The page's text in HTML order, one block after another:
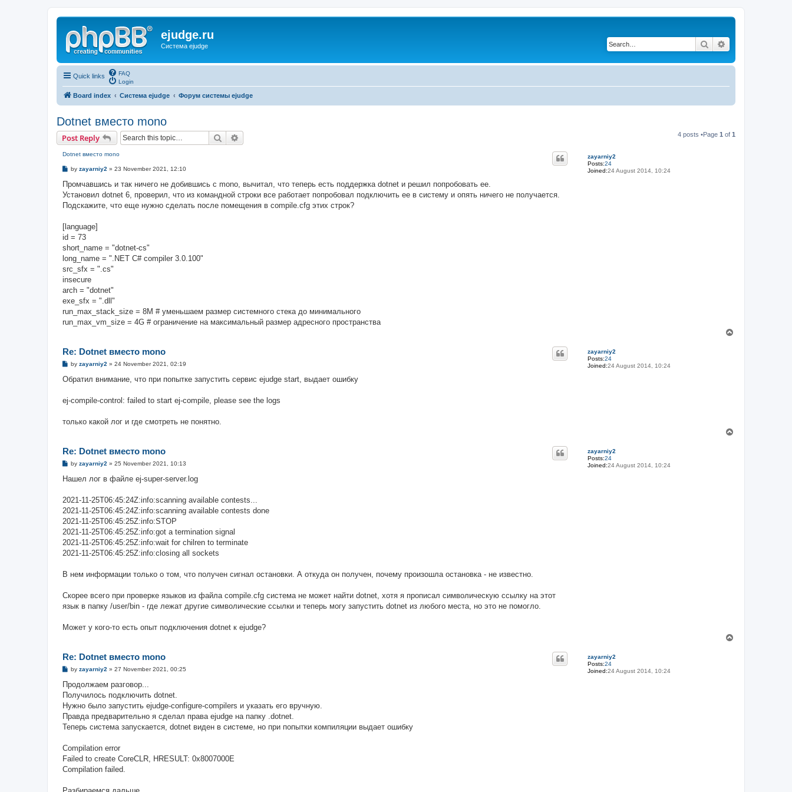
ejudge.ru
Система ejudge Search
Quick links
FAQ
Login
Board index Система ejudge Форум системы ejudge
Dotnet вместо mono
Post Reply Search 4 posts •Page 1 of 1
zayarniy2
Posts:24
Joined:24 August 2014, 10:24
Dotnet вместо mono
P
s
t
by zayarniy2 » 23 November 2021, 12:10
Промчавшись и так ничего не добившись с mono, вычитал, что теперь есть поддержка dotnet и решил попробовать ее.
Установил dotnet 6, проверил, что из командной строки все работает попробовал подключить ее в систему и опять ничего не получается.
Подскажите, что еще нужно сделать после помещения в compile.cfg этих строк?
[language]
id = 73
short_name = "dotnet-cs"
long_name = ".NET C# compiler 3.0.100"
src_sfx = ".cs"
insecure
arch = "dotnet"
exe_sfx = ".dll"
run_max_stack_size = 8M # уменьшаем размер системного стека до минимального
run_max_vm_size = 4G # ограничение на максимальный размер адресного пространства
zayarniy2
Posts:24
Joined:24 August 2014, 10:24
Re: Dotnet вместо mono
P
s
by zayarniy2 » 24 November 2021, 02:19
Обратил внимание, что при попытке запустить сервис ejudge start, выдает ошибку
ej-compile-control: failed to start ej-compile, please see the logs
только какой лог и где смотреть не понятно.
zayarniy2
Posts:24
Joined:24 August 2014, 10:24
Re: Dotnet вместо mono
P
s
by zayarniy2 » 25 November 2021, 10:13
Нашел лог в файле ej-super-server.log
2021-11-25T06:45:24Z:info:scanning available contests...
2021-11-25T06:45:24Z:info:scanning available contests done
2021-11-25T06:45:25Z:info:STOP
2021-11-25T06:45:25Z:info:got a termination signal
2021-11-25T06:45:25Z:info:wait for chilren to terminate
2021-11-25T06:45:25Z:info:closing all sockets
В нем информации только о том, что получен сигнал остановки. А откуда он получен, почему произошла остановка - не известно.
Скорее всего при проверке языков из файла compile.cfg система не может найти dotnet, хотя я прописал символическую ссылку на этот
язык в папку /user/bin - где лежат другие символические ссылки и теперь могу запустить dotnet из любого места, но это не помогло.
Может у кого-то есть опыт подключения dotnet к ejudge?
zayarniy2
Posts:24
Joined:24 August 2014, 10:24
Re: Dotnet вместо mono
P
s
t
by zayarniy2 » 27 November 2021, 00:25
Продолжаем разговор...
Получилось подключить dotnet.
Нужно было запустить ejudge-configure-compilers и указать его вручную.
Правда предварительно я сделал права ejudge на папку .dotnet.
Теперь система запускается, dotnet виден в системе, но при попытки компиляции выдает ошибку
Compilation error
Failed to create CoreCLR, HRESULT: 0x8007000E
Compilation failed.
Разбираемся дальше